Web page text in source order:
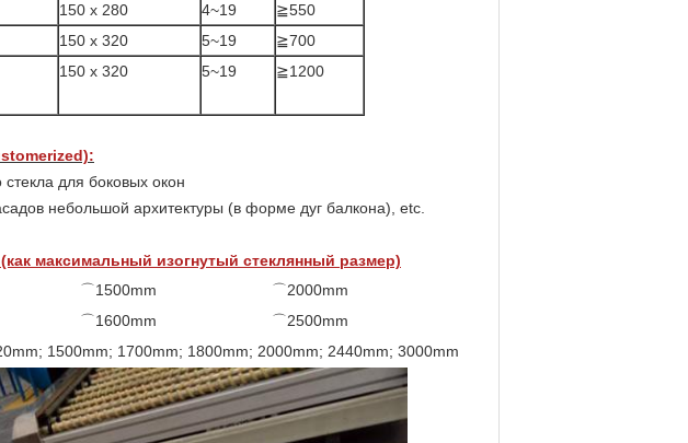
150 x 280 4~19
≧550
150 x 320 5~19
≧700
150 x 320 5~19 ≧1200
:
стекла для боковых окон
небольшой архитектуры (в форме дуг балкона), etc.
максимальный изогнутый стеклянный размер)
⌒1500mm
⌒2000mm
⌒1600mm
⌒2500mm
1500mm; 1700mm; 1800mm; 2000mm; 2440mm; 3000mm